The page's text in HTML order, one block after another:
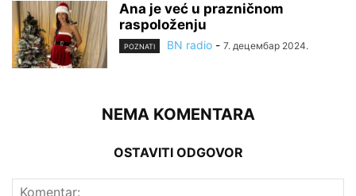
Ana je već u prazničnom
raspoloženju
POZNATI BN radio - 7. децембар 2024.
NEMA KOMENTARA
OSTAVITI ODGOVOR